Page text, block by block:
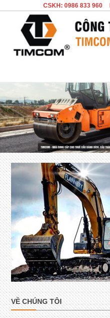
CSKH: 0986 833 960
VỀ CHÚNG TÔI